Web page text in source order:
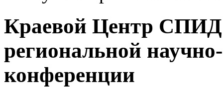
Краевой Центр СПИД
региональной
конференции